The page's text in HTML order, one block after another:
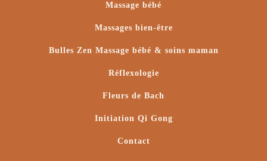
Massage bébé
Massages bien-être
Bulles Zen Massage bébé & soins maman
Réflexologie
Fleurs de Bach
Initiation Qi Gong
Contact